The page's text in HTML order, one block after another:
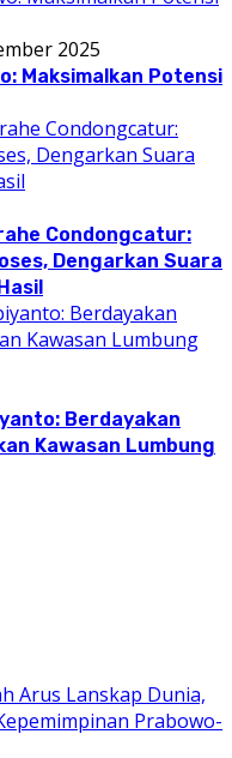
2025
Maksimalkan Potensi
Condongcatur:
Dengarkan Suara
Berdayakan
Kawasan Lumbung